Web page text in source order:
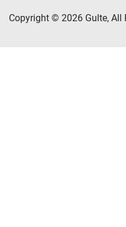
Copyright © 2026 Gulte, All